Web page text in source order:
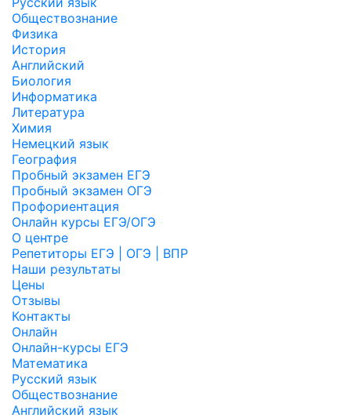
Обществознание
Физика
История
Английский
Биология
Информатика
Литература
Химия
Немецкий язык
География
Пробный экзамен ЕГЭ
Пробный экзамен ОГЭ
Профориентация
Онлайн курсы ЕГЭ/ОГЭ
О центре
Репетиторы ЕГЭ | ОГЭ | ВПР
Наши результаты
Цены
Отзывы
Контакты
Онлайн
Онлайн-курсы ЕГЭ
Математика
Русский язык
Обществознание
Английский язык